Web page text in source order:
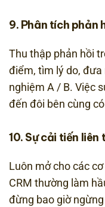
9. Phân tích phản
Thu thập phản hồi
điểm, tìm lý do,
nghiệm A / B. Việc
đến đôi bên cùng
10. Sự cải tiến liên
Luôn mở cho các
CRM thường làm
đừng bao giờ